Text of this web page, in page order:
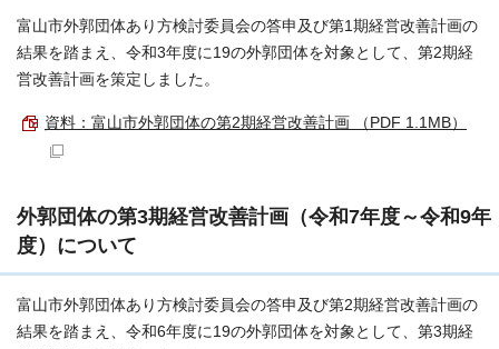
富山市外郭団体あり方検討委員会の答申及び第1期経営改善計画の
結果を踏まえ、令和3年度に19の外郭団体を対象として、第2期経
営改善計画を策定しました。
資料：富山市外郭団体の第2期経営改善計画 （PDF 1.1MB）
外郭団体の第3期経営改善計画（令和7年度～令和9年
度）について
富山市外郭団体あり方検討委員会の答申及び第2期経営改善計画の
結果を踏まえ、令和6年度に19の外郭団体を対象として、第3期経